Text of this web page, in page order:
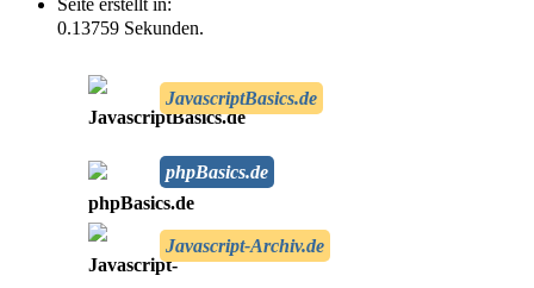
0.13759 Sekunden.
JavascriptBasics.de
phpBasics.de
Javascript-Archiv.de